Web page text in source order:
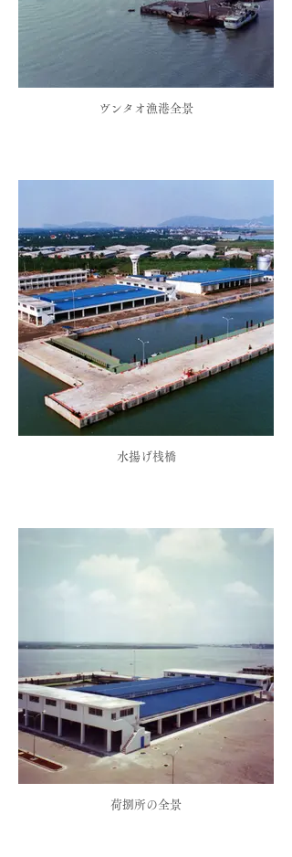
ヴンタオ漁港全景
水揚げ桟橋
荷捌所の全景